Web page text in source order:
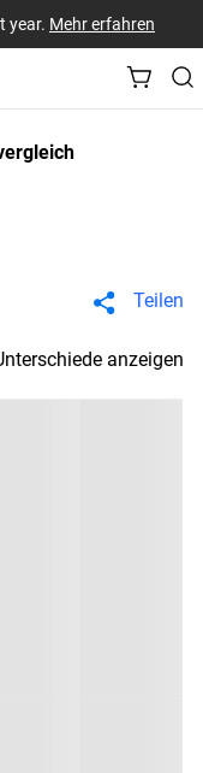
year. Mehr erfahren
Teilen
anzeigen